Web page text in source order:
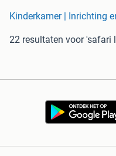
Kinderkamer | Inrichting
22 resultaten voor 'safari